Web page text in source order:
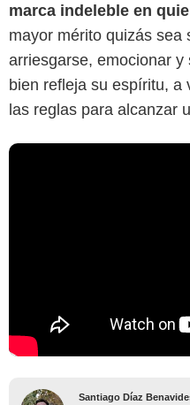
marca indeleble en
mayor mérito quizás sea
arriesgarse, emocionar
bien refleja su espíritu, a
las reglas para alcanzar
Santiago Díaz